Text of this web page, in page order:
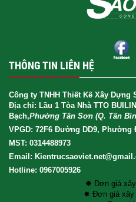
THÔNG TIN LIÊN HỆ
Công ty TNHH Thiết Kế Xây Dựng
Địa chỉ: Lầu 1 Tòa Nhà TTO
Bạch,Phường Tân Sơn (Q. Tân
VPGD: 72F6 Đường DD9, Phường
MST: 0314488973
Email:
Hotline: 0967005926
✸ Đơn giá xây
✸ Đơn giá xây